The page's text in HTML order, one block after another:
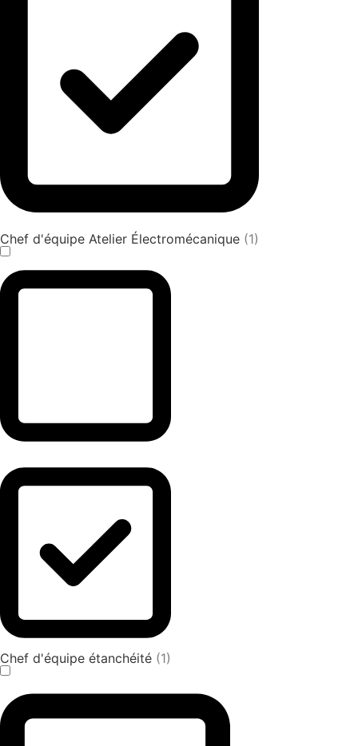
Chef d'équipe Atelier Électromécanique (1)
Chef d'équipe étanchéité (1)